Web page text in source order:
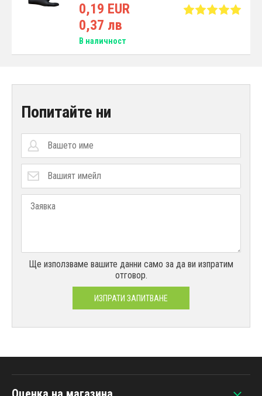
0,19 EUR
0,37 лв
В наличност
Попитайте ни
Ще използваме вашите данни само за да ви изпратим
отговор.
ИЗПРАТИ ЗАПИТВАНЕ